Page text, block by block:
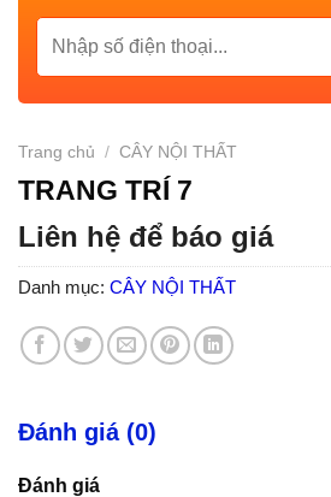
Trang chủ / CÂY NỘI THẤT
TRANG TRÍ 7
Liên hệ để báo giá
Danh mục: CÂY NỘI THẤT
Đánh giá (0)
Đánh giá